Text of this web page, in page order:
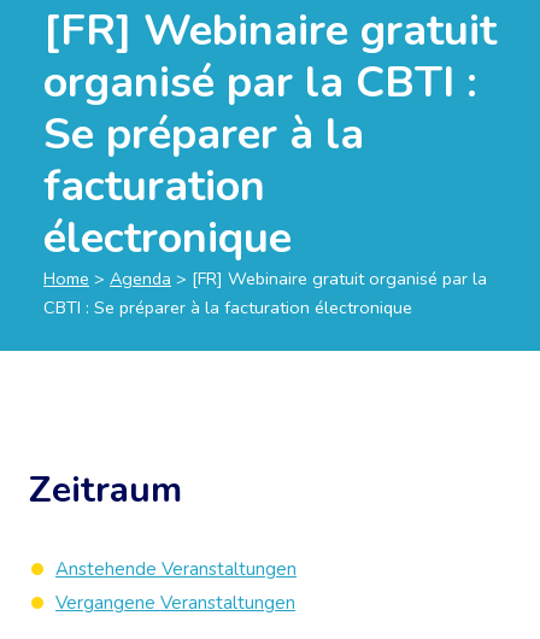
[FR] Webinaire gratuit
organisé par la CBTI :
Se préparer à la
facturation
électronique
Home > Agenda > [FR] Webinaire gratuit organisé par la
CBTI : Se préparer à la facturation électronique
Zeitraum
Anstehende Veranstaltungen
Vergangene Veranstaltungen